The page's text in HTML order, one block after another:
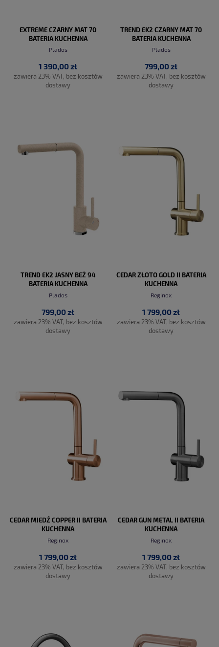
EXTREME CZARNY MAT 70
BATERIA KUCHENNA
ZLEWOZMYWAKOWA
Plados
1 390,00 zł
zawiera 23% VAT, bez kosztów
dostawy
TREND EK2 CZARNY MAT 70
BATERIA KUCHENNA
ZLEWOZMYWAKOWA
Plados
799,00 zł
zawiera 23% VAT, bez kosztów
dostawy
TREND EK2 JASNY BEŻ 94
BATERIA KUCHENNA
ZLEWOZMYWAKOWA
Plados
799,00 zł
zawiera 23% VAT, bez kosztów
dostawy
CEDAR ZŁOTO GOLD II BATERIA
KUCHENNA
Reginox
1 799,00 zł
zawiera 23% VAT, bez kosztów
dostawy
CEDAR MIEDŹ COPPER II BATERIA
KUCHENNA
Reginox
1 799,00 zł
zawiera 23% VAT, bez kosztów
dostawy
CEDAR GUN METAL II BATERIA
KUCHENNA
Reginox
1 799,00 zł
zawiera 23% VAT, bez kosztów
dostawy